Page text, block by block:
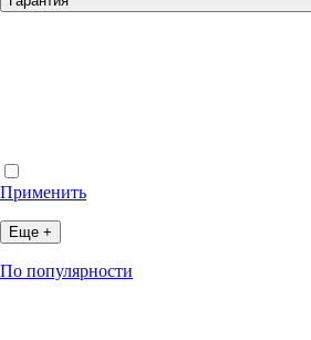
Применить
Еще +
По популярности